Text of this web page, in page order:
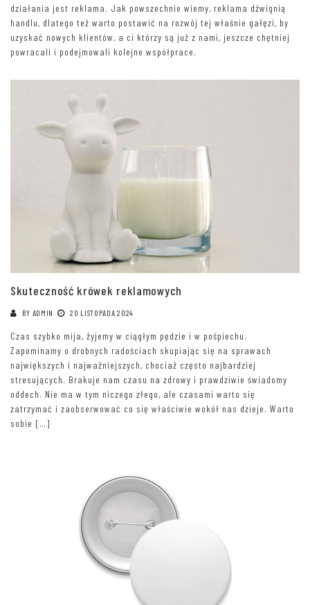
działania jest reklama. Jak powszechnie wiemy, reklama dźwignią
handlu, dlatego też warto postawić na rozwój tej właśnie gałęzi, by
uzyskać nowych klientów, a ci którzy są już z nami, jeszcze chętniej
powracali i podejmowali kolejne współprace.
Skuteczność krówek reklamowych
BY ADMIN 20 LISTOPADA 2024
Czas szybko mija, żyjemy w ciągłym pędzie i w pośpiechu.
Zapominamy o drobnych radościach skupiając się na sprawach
największych i najważniejszych, chociaż często najbardziej
stresujących. Brakuje nam czasu na zdrowy i prawdziwie świadomy
oddech. Nie ma w tym niczego złego, ale czasami warto się
zatrzymać i zaobserwować co się właściwie wokół nas dzieje. Warto
sobie […]